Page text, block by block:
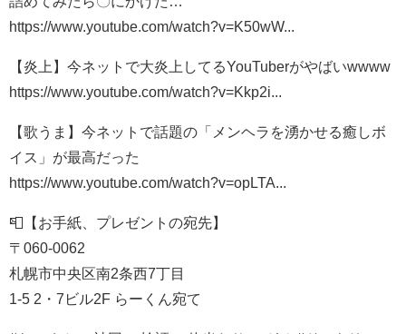
https://www.youtube.com/watch?v=K50wW...​
【炎上】今ネットで大炎上してるYouTuberがやばいwwww
https://www.youtube.com/watch?v=Kkp2i...​
【歌うま】今ネットで話題の「メンヘラを湧かせる癒しボ
イス」が最高だった
https://www.youtube.com/watch?v=opLTA...​
📮【お手紙、プレゼントの宛先】
〒060-0062
札幌市中央区南2条西7丁目
1-5 2・7ビル2F らーくん宛て